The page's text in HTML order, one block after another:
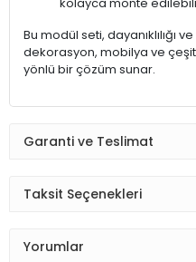
Bu modül seti, dayanıklılığı
dekorasyon, mobilya ve
yönlü bir çözüm sunar.
Garanti ve Teslimat
Taksit Seçenekleri
Yorumlar